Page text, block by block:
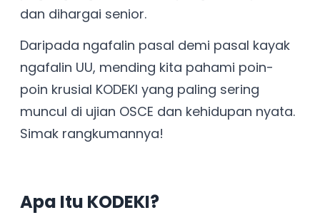
dan dihargai senior.
Daripada ngafalin pasal demi pasal kayak
ngafalin UU, mending kita pahami poin-
poin krusial KODEKI yang paling sering
muncul di ujian OSCE dan kehidupan nyata.
Simak rangkumannya!
Apa Itu KODEKI?